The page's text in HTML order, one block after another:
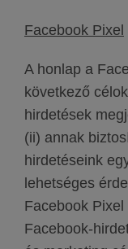
Facebook Pixel
A honlap a
következő
hirdetések
(ii) annak
hirdetéseink
lehetséges
Facebook
Facebook-